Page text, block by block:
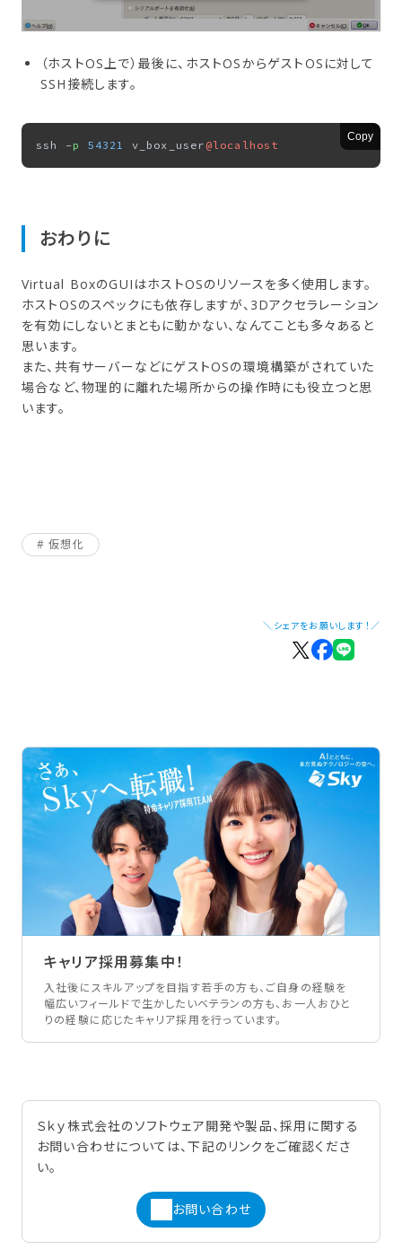
（ホストOS上で）最後に、ホストOSからゲストOSに対して
SSH接続します。
Copy
ssh -p 54321 v_box_user @localhost
おわりに
Virtual BoxのGUIはホストOSのリソースを多く使用します。
ホストOSのスペックにも依存しますが、3Dアクセラレーション
を有効にしないとまともに動かない、なんてことも多々あると
思います。
また、共有サーバーなどにゲストOSの環境構築がされていた
場合など、物理的に離れた場所からの操作時にも役立つと思
います。
仮想化
＼シェアをお願いします！／
キャリア採用募集中！
入社後にスキルアップを目指す若手の方も、ご自身の経験を
幅広いフィールドで生かしたいベテランの方も、お一人おひと
りの経験に応じたキャリア採用を行っています。
Ｓｋｙ株式会社のソフトウェア開発や製品、採用に関する
お問い合わせについては、下記のリンクをご確認くださ
い。
お問い合わせ